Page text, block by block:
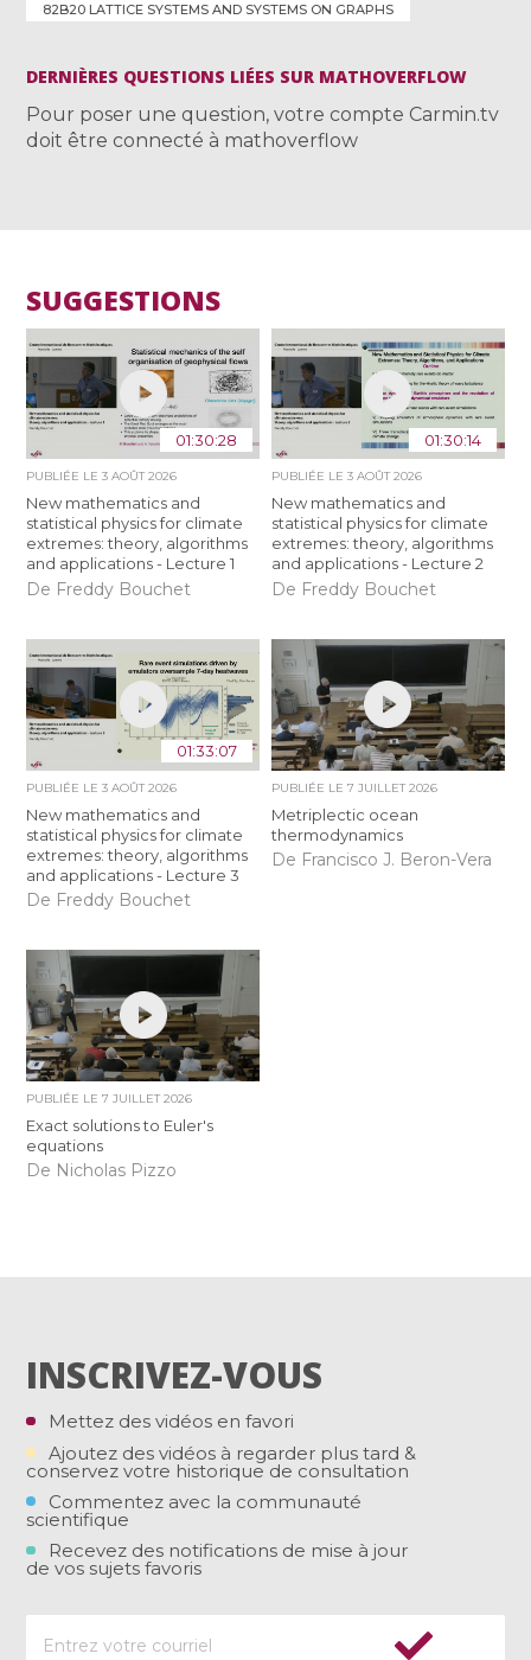
82B20 LATTICE SYSTEMS AND SYSTEMS ON GRAPHS
DERNIÈRES QUESTIONS LIÉES SUR MATHOVERFLOW
Pour poser une question, votre compte Carmin.tv
doit être connecté à mathoverflow
SUGGESTIONS
01:30:28
PUBLIÉE LE3 AOÛT 2026
New mathematics and
statistical physics for climate
extremes: theory, algorithms
and applications - Lecture 1
De Freddy Bouchet
01:30:14
PUBLIÉE LE 3 AOÛT 2026
New mathematics and
statistical physics for climate
extremes: theory, algorithms
and applications - Lecture 2
De Freddy Bouchet
01:33:07
PUBLIÉE LE3 AOÛT 2026
New mathematics and
statistical physics for climate
extremes: theory, algorithms
and applications - Lecture 3
De Freddy Bouchet
PUBLIÉE LE 7 JUILLET 2026
Metriplectic ocean
thermodynamics
De Francisco J. Beron-Vera
PUBLIÉE LE7 JUILLET 2026
Exact solutions to Euler's
equations
De Nicholas Pizzo
INSCRIVEZ-VOUS
Mettez des vidéos en favori
Ajoutez des vidéos à regarder plus tard &
conservez votre historique de consultation
Commentez avec la communauté
scientifique
Recevez des notifications de mise à jour
de vos sujets favoris